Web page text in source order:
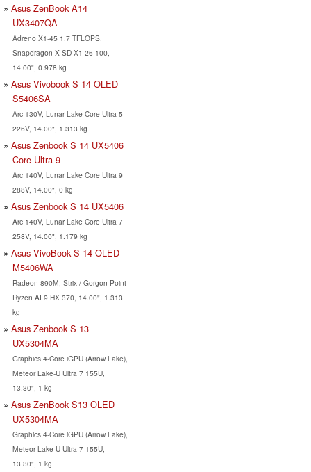
Asus ZenBook A14
UX3407QA
Adreno X1-45 1.7 TFLOPS,
Snapdragon X SD X1-26-100,
14.00", 0.978 kg
Asus Vivobook S 14 OLED
S5406SA
Arc 130V, Lunar Lake Core Ultra 5
226V, 14.00", 1.313 kg
Asus Zenbook S 14 UX5406
Core Ultra 9
Arc 140V, Lunar Lake Core Ultra 9
288V, 14.00", 0 kg
Asus Zenbook S 14 UX5406
Arc 140V, Lunar Lake Core Ultra 7
258V, 14.00", 1.179 kg
Asus VivoBook S 14 OLED
M5406WA
Radeon 890M, Strix / Gorgon Point
Ryzen AI 9 HX 370, 14.00", 1.313
kg
Asus Zenbook S 13
UX5304MA
Graphics 4-Core iGPU (Arrow Lake),
Meteor Lake-U Ultra 7 155U,
13.30", 1 kg
Asus ZenBook S13 OLED
UX5304MA
Graphics 4-Core iGPU (Arrow Lake),
Meteor Lake-U Ultra 7 155U,
13.30", 1 kg